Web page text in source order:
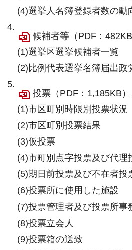
(4)選挙人名簿登録者数の動
候補者等（PDF：482KB
(1)選挙区選挙候補者一覧
(2)比例代表選挙名簿届出政
投票（PDF：1,185KB）
(1)市区町別時限別投票状況
(2)市区町別投票結果
(3)仮投票
(4)市町別点字投票及び代理
(5)期日前投票及び不在者投
(6)投票所に使用した施設
(7)投票管理者及び投票所事
(8)投票立会人
(9)投票箱の送致